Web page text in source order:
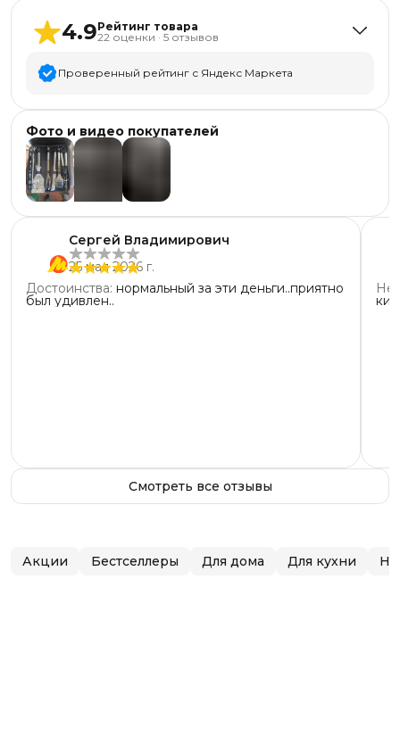
4.9Рейтинг товара
22 оценки · 5 отзывов
Проверенный рейтинг с Яндекс Маркета
5 звёзд
20
4 звезды
3 звезды
2 звезды
Фото и видео покупателей
Сергей Владимирович
25 мая 2026 г.
Достоинства: нормальный за эти деньги..приятно
был удивлен..
Смотреть все отзывы
Акции Бестселлеры Для дома Для кухни